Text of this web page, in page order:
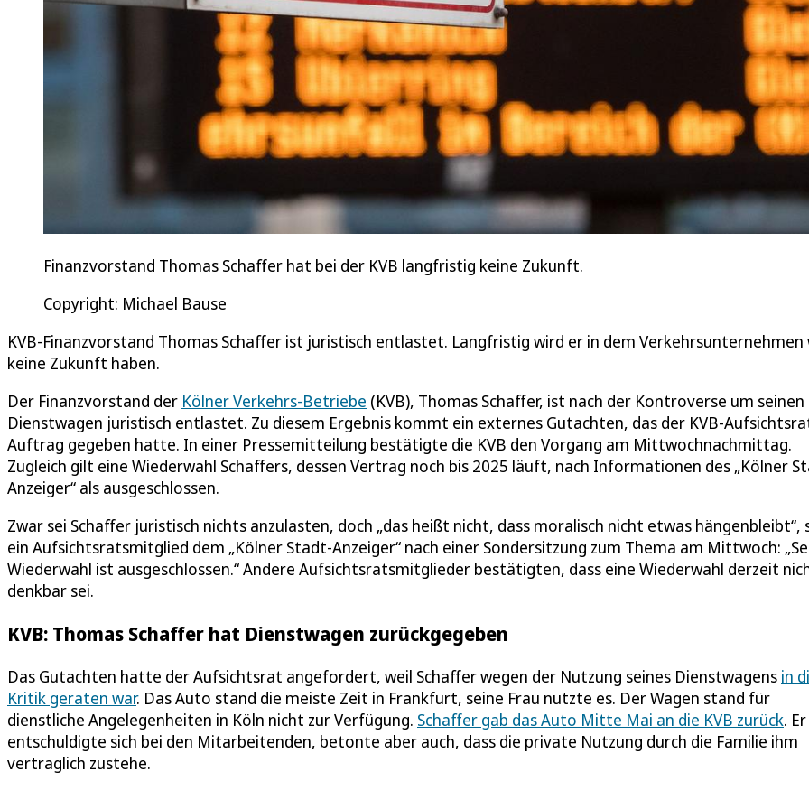
Finanzvorstand Thomas Schaffer hat bei der KVB langfristig keine Zukunft.
Copyright: Michael Bause
KVB-Finanzvorstand Thomas Schaffer ist juristisch entlastet. Langfristig wird er in dem Verkehrsunternehmen
keine Zukunft haben.
Der Finanzvorstand der Kölner Verkehrs-Betriebe (KVB), Thomas Schaffer, ist nach der Kontroverse um seinen
Dienstwagen juristisch entlastet. Zu diesem Ergebnis kommt ein externes Gutachten, das der KVB-
Auftrag gegeben hatte. In einer Pressemitteilung bestätigte die KVB den Vorgang am Mittwochnachmittag.
Zugleich gilt eine Wiederwahl Schaffers, dessen Vertrag noch bis 2025 läuft, nach Informationen des „Kölner
Anzeiger“ als ausgeschlossen.
Zwar sei Schaffer juristisch nichts anzulasten, doch „das heißt nicht, dass moralisch nicht etwas hängenbleibt“,
ein Aufsichtsratsmitglied dem „Kölner Stadt-Anzeiger“ nach einer Sondersitzung zum Thema am Mittwoch:
Wiederwahl ist ausgeschlossen.“ Andere Aufsichtsratsmitglieder bestätigten, dass eine Wiederwahl derzeit
denkbar sei.
KVB: Thomas Schaffer hat Dienstwagen zurückgegeben
Das Gutachten hatte der Aufsichtsrat angefordert, weil Schaffer wegen der Nutzung seines Dienstwagens in
Kritik geraten war. Das Auto stand die meiste Zeit in Frankfurt, seine Frau nutzte es. Der Wagen stand für
dienstliche Angelegenheiten in Köln nicht zur Verfügung. Schaffer gab das Auto Mitte Mai an die KVB zurück. Er
entschuldigte sich bei den Mitarbeitenden, betonte aber auch, dass die private Nutzung durch die Familie ihm
vertraglich zustehe.